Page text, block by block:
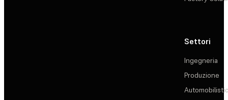
Settori
Ingegneria
Produzione